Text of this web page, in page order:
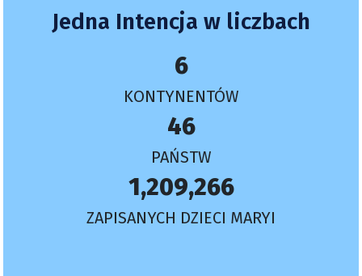
Jedna Intencja w liczbach
6
KONTYNENTÓW
46
PAŃSTW
1,209,266
ZAPISANYCH DZIECI MARYI